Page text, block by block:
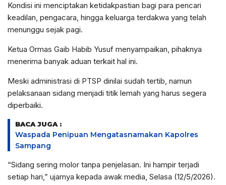
Kondisi ini menciptakan ketidakpastian bagi para pencari
keadilan, pengacara, hingga keluarga terdakwa yang telah
menunggu sejak pagi.
Ketua Ormas Gaib Habib Yusuf menyampaikan, pihaknya
menerima banyak aduan terkait hal ini.
Meski administrasi di PTSP dinilai sudah tertib, namun
pelaksanaan sidang menjadi titik lemah yang harus segera
diperbaiki.
BACA JUGA :
Waspada Penipuan Mengatasnamakan Kapolres
Sampang
“Sidang sering molor tanpa penjelasan. Ini hampir terjadi
setiap hari,” ujarnya kepada awak media, Selasa (12/5/2026).